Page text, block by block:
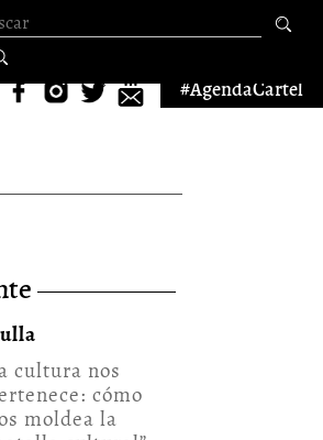
de
#AgendaCartel
cultura nos
cómo
moldea la